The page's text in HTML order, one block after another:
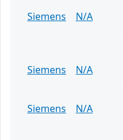
Siemens
N/A
Siemens
N/A
Siemens
N/A